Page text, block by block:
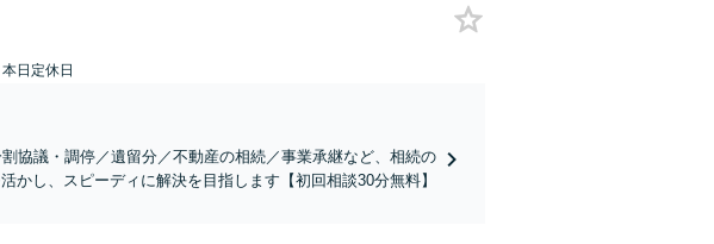
日定休日
協議・調停／遺留分／不動産の相続／事業承継など、相続の
し、スピーディに解決を目指します【初回相談30分無料】